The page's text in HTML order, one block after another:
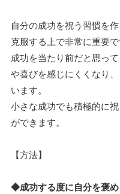
自分の成功を祝う習慣を
克服する上で非常に重要で
成功を当たり前だと思っ
や喜びを感じにくくなり
います。
小さな成功でも積極的に
ができます。
【方法】
◆成功する度に自分を褒